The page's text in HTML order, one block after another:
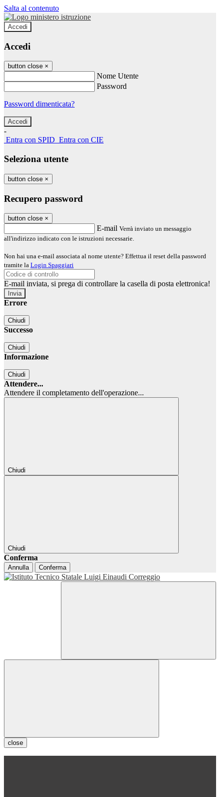
Salta al contenuto
Accedi
Accedi
button close ×
Nome Utente
Password
Password dimenticata?
-
Entra con SPID Entra con CIE
Seleziona utente
button close ×
Recupero password
button close ×
E-mail Verrà inviato un messaggio
all'indirizzo indicato con le istruzioni necessarie.
Non hai una e-mail associata al nome utente? Effettua il reset della password
tramite la Login Spaggiari
E-mail inviata, si prega di controllare la casella di posta elettronica!
Errore
Chiudi
Successo
Chiudi
Informazione
Chiudi
Attendere...
Attendere il completamento dell'operazione...
Chiudi
Chiudi
Conferma
Annulla Conferma
close